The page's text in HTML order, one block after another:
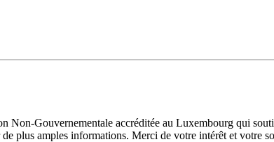
Gouvernementale accréditée au Luxembourg qui
plus amples informations. Merci de votre intérêt et votre